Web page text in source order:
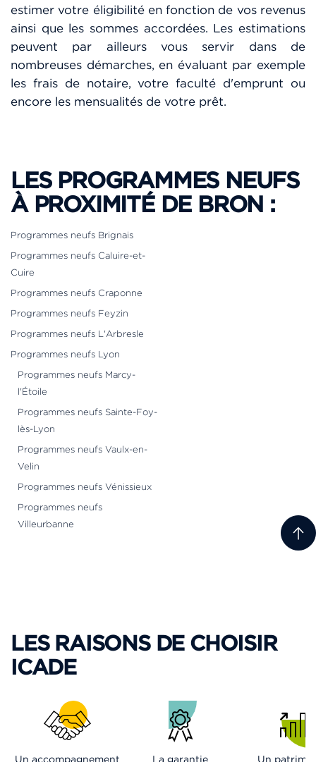
estimer votre éligibilité en fonction de vos revenus
ainsi que les sommes accordées. Les estimations
peuvent par ailleurs vous servir dans de
nombreuses démarches, en évaluant par exemple
les frais de notaire, votre faculté d'emprunt ou
encore les mensualités de votre prêt.
LES PROGRAMMES NEUFS
À PROXIMITÉ DE BRON :
Programmes neufs Brignais
Programmes neufs Caluire-et-
Cuire
Programmes neufs Craponne
Programmes neufs Feyzin
Programmes neufs L'Arbresle
Programmes neufs Lyon
Programmes neufs Marcy-
l'Étoile
Programmes neufs Sainte-Foy-
lès-Lyon
Programmes neufs Vaulx-en-
Velin
Programmes neufs Vénissieux
Programmes neufs
Villeurbanne
LES RAISONS DE CHOISIR
ICADE
Un accompagnement
La garantie
Un